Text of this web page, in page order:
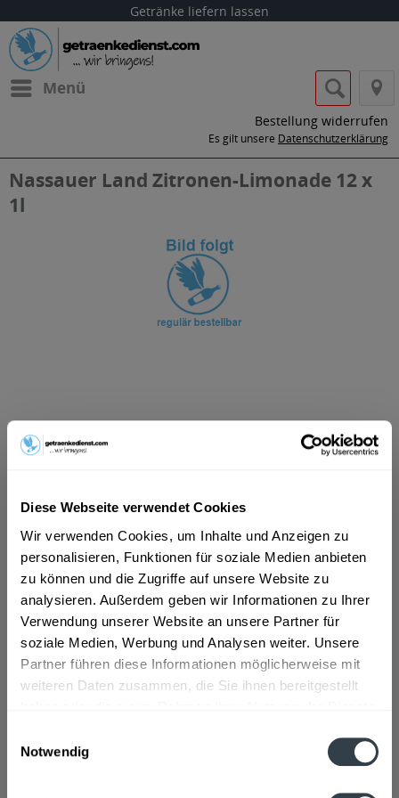
Diese Webseite verwendet Cookies
Wir verwenden Cookies, um Inhalte und Anzeigen zu
personalisieren, Funktionen für soziale Medien anbieten
zu können und die Zugriffe auf unsere Website zu
analysieren. Außerdem geben wir Informationen zu Ihrer
Verwendung unserer Website an unsere Partner für
soziale Medien, Werbung und Analysen weiter. Unsere
Partner führen diese Informationen möglicherweise mit
weiteren Daten zusammen, die Sie ihnen bereitgestellt
Notwendig
Getränke liefern lassen
Menü
Bestellung widerrufen
Es gilt unsere Datenschutzerklärung
Nassauer Land Zitronen-Limonade 12 x
1l
ab 12,89 € *
Vorrätig
MEHRWEG
+3,30 € Pfand
In den Warenkorb
Artikel-Nr.:
30530
Verfügbar in: